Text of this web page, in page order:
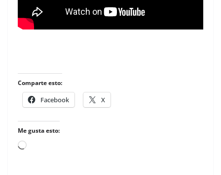
Comparte esto:
Facebook X
Me gusta esto:
Loading…